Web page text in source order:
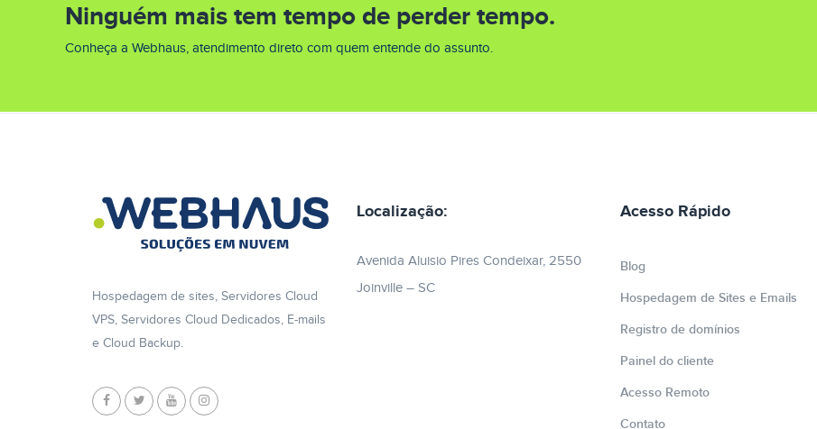
Ninguém mais tem tempo de perder tempo.
Conheça a Webhaus, atendimento direto com quem entende do assunto.
Hospedagem de sites, Servidores Cloud
VPS, Servidores Cloud Dedicados, E-mails
e Cloud Backup.
Localização:
Avenida Aluisio Pires Condeixar, 2550
Joinville – SC
Acesso Rápido
Blog
Hospedagem de Sites e Emails
Registro de domínios
Painel do cliente
Acesso Remoto
Contato